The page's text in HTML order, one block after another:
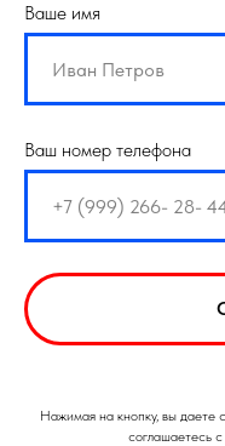
Ваше имя
Ваш номер телефона
Нажимая на кнопку, вы даете
соглашаетесь